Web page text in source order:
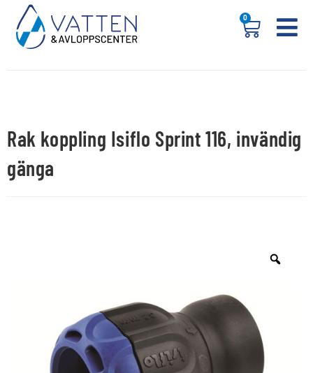
0
Rak koppling Isiflo Sprint 116, invändig
gänga